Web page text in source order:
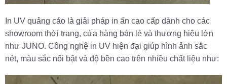
In UV quảng cáo là giải pháp in ấn cao cấp dành cho các
showroom thời trang, cửa hàng bán lẻ và thương hiệu lớn
như JUNO. Công nghệ in UV hiện đại giúp hình ảnh sắc
nét, màu sắc nổi bật và độ bền cao trên nhiều chất liệu như: